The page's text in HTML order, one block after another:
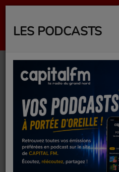
Mexique -
Sud, le
match
LES PODCASTS